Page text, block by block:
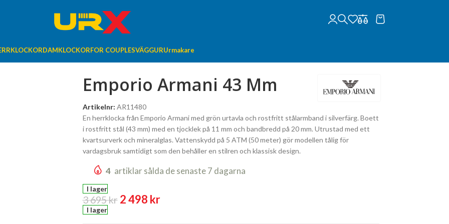
DAMKLOCKORFOR COUPLESVÄGGURUrmakare
Emporio Armani 43 Mm
Artikelnr: AR11480
En herrklocka från Emporio Armani med grön urtavla och rostfritt stålarmband i silverfärg. Boett
i rostfritt stål (43 mm) med en tjocklek på 11 mm och bandbredd på 20 mm. Utrustad med ett
kvartsurverk och mineralglas. Vattenskydd på 5 ATM (50 meter) gör modellen tålig för
vardagsbruk samtidigt som den behåller en stilren och klassisk design.
4 artiklar sålda de senaste 7 dagarna
I lager
3 695kr 2 498 kr
I lager